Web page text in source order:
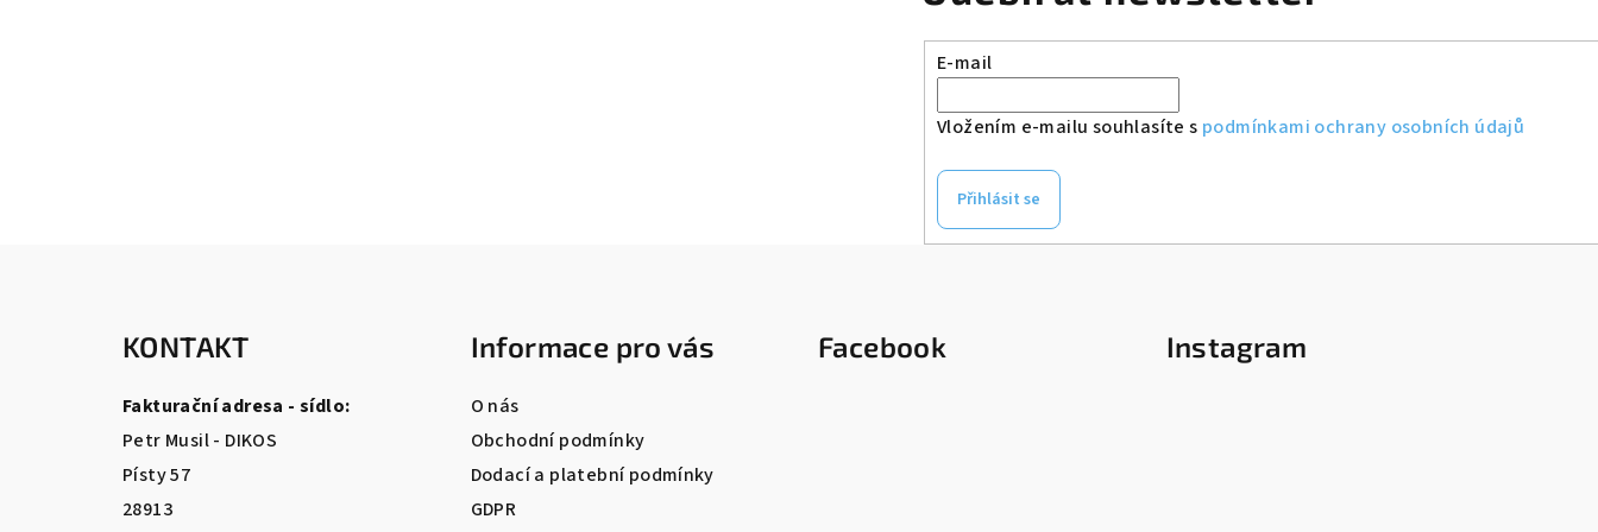
E-mail
Vložením e-mailu souhlasíte s podmínkami ochrany osobních údajů
Přihlásit se
KONTAKT
Fakturační adresa - sídlo:
Petr Musil - DIKOS
Písty 57
28913
Informace pro vás
O nás
Obchodní podmínky
Dodací a platební podmínky
GDPR
Facebook Instagram